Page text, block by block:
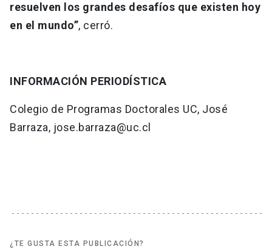
resuelven los grandes desafíos que existen hoy
en el mundo”, cerró.
INFORMACIÓN PERIODÍSTICA
Colegio de Programas Doctorales UC, José
Barraza, jose.barraza@uc.cl
¿TE GUSTA ESTA PUBLICACIÓN?